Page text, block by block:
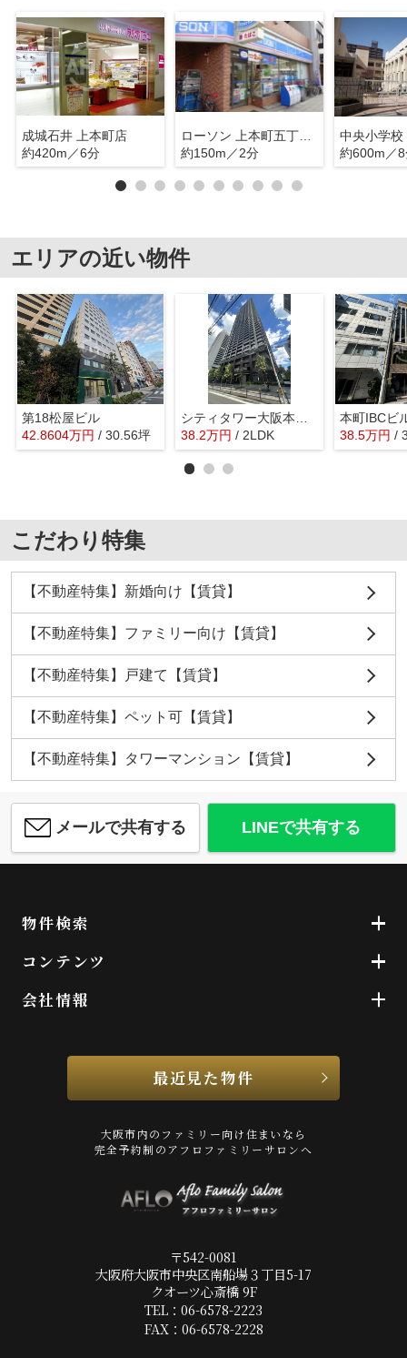
成城石井 上本町店
約420m／6分
ローソン 上本町五丁目店
約150m／2分
中央小学校
約600m／
エリアの近い物件
第18松屋ビル
42.8604万円 / 30.56坪
38.2万円 / 2LDK
本町IBCビ
38.5万円 /
こだわり特集
【不動産特集】新婚向け【賃貸】
【不動産特集】ファミリー向け【賃貸】
【不動産特集】戸建て【賃貸】
【不動産特集】ペット可【賃貸】
【不動産特集】タワーマンション【賃貸】
メールで共有する LINEで共有する
物件検索
コンテンツ
会社情報
最近見た物件
大阪市内のファミリー向け住まいなら
完全予約制のアフロファミリーサロンへ
〒542-0081
大阪府大阪市中央区南船場３丁目5-17
クオーツ心斎橋 9F
TEL：06-6578-2223
FAX：06-6578-2228